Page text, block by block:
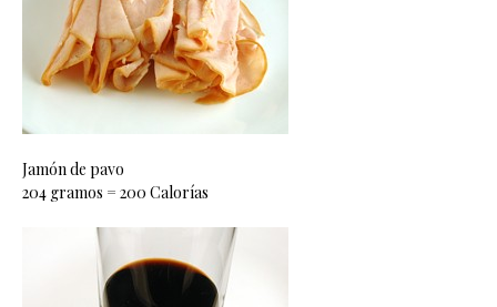
Jamón de pavo
204 gramos = 200 Calorías